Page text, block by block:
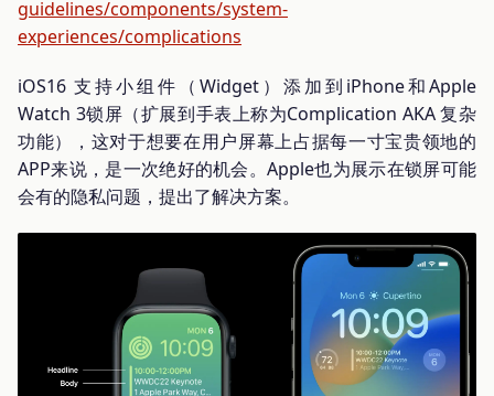
guidelines/components/system-
experiences/complications
iOS16 支持小组件（Widget）添加到iPhone和Apple
Watch 3锁屏（扩展到手表上称为Complication AKA 复杂
功能），这对于想要在用户屏幕上占据每一寸宝贵领地的
APP来说，是一次绝好的机会。Apple也为展示在锁屏可能
会有的隐私问题，提出了解决方案。